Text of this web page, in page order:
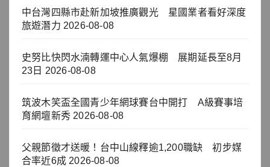
中台灣四縣市赴新加坡推廣觀光 星國業者看好深度
旅遊潛力 2026-08-08
史努比快閃水湳轉運中心人氣爆棚 展期延長至8月
23日 2026-08-08
筑波木笑盃全國青少年網球賽台中開打 A級賽事培
育網壇新秀 2026-08-08
父親節徵才送暖！台中山線釋逾1,200職缺 初步媒
合率近6成 2026-08-08